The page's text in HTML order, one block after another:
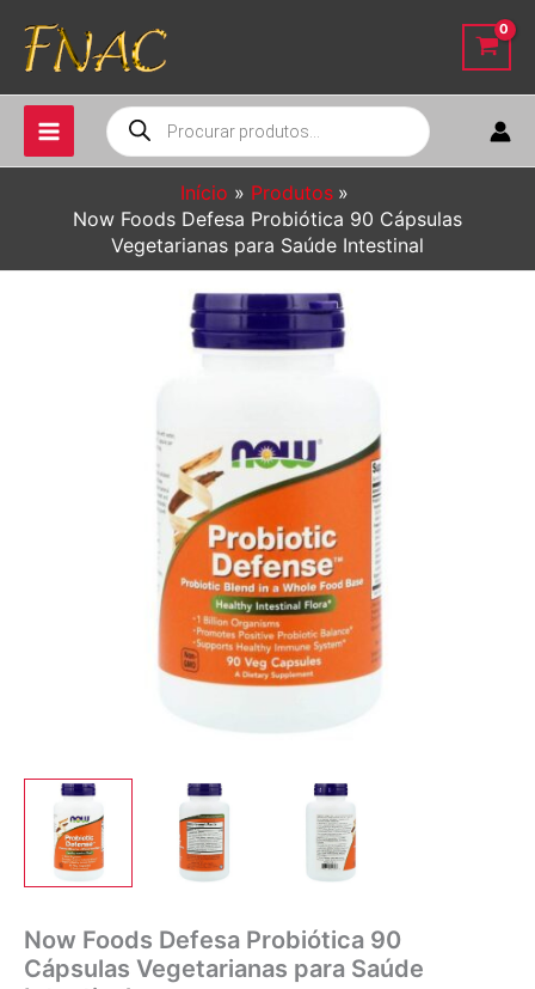
para
conteúdo
Pesquisar
produtos
Início
Produtos
Now Foods Defesa Probiótica 90 Cápsulas
Vegetarianas para Saúde Intestinal
Now Foods Defesa Probiótica 90
Cápsulas Vegetarianas para Saúde